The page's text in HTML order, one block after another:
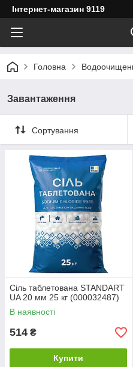
Інтернет-магазин 9119
Головна
Завантаження
Сортування
Сіль таблетована STANDART
UA 20 мм 25 кг (000032487)
В наявності
514 ₴
Купити